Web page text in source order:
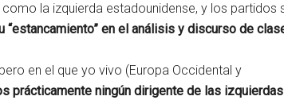
la izquierda estadounidense, y los partidos
“estancamiento” en el análisis y discurso de
en el que yo vivo (Europa Occidental y
prácticamente ningún dirigente de las